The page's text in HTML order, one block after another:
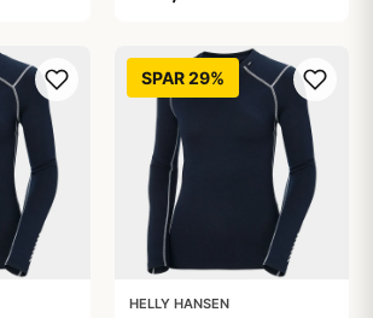
SPAR 29%
HELLY HANSEN